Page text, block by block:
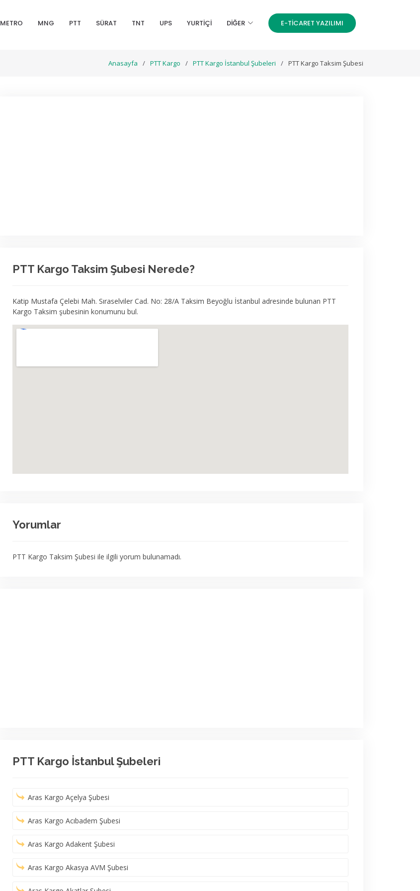
METRO MNG PTT SÜRAT TNT UPS YURTİÇİ DIĞER E-TICARET YAZILIMI
Anasayfa PTT Kargo PTT Kargo İstanbul Şubeleri PTT Kargo Taksim Şubesi
PTT Kargo Taksim Şubesi Nerede?
Katip Mustafa Çelebi Mah. Sıraselviler Cad. No: 28/A Taksim Beyoğlu İstanbul adresinde bulunan PTT
Kargo Taksim şubesinin konumunu bul.
Yorumlar
PTT Kargo Taksim Şubesi ile ilgili yorum bulunamadı.
PTT Kargo İstanbul Şubeleri
Aras Kargo Açelya Şubesi
Aras Kargo Acıbadem Şubesi
Aras Kargo Adakent Şubesi
Aras Kargo Akasya AVM Şubesi